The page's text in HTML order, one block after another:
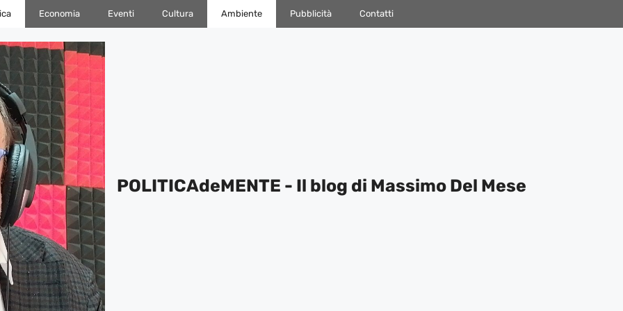
Economia Eventi Cultura Ambiente Pubblicità Contatti
POLITICAdeMENTE - Il blog di Massimo Del Mese